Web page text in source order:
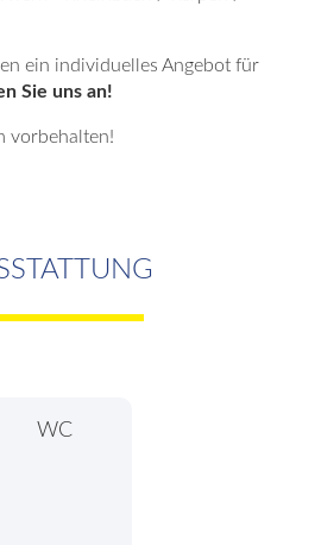
ein individuelles Angebot für
Sie uns an!
vorbehalten!
WC